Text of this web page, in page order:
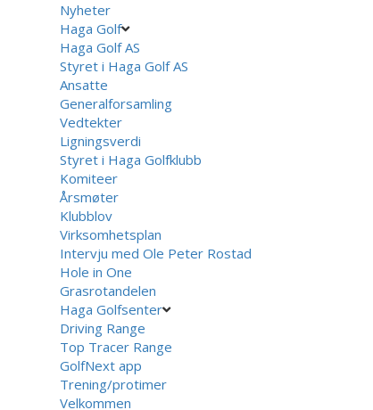
Nyheter
Haga Golf
Haga Golf AS
Styret i Haga Golf AS
Ansatte
Generalforsamling
Vedtekter
Ligningsverdi
Styret i Haga Golfklubb
Komiteer
Årsmøter
Klubblov
Virksomhetsplan
Intervju med Ole Peter Rostad
Hole in One
Grasrotandelen
Haga Golfsenter
Driving Range
Top Tracer Range
GolfNext app
Trening/protimer
Velkommen